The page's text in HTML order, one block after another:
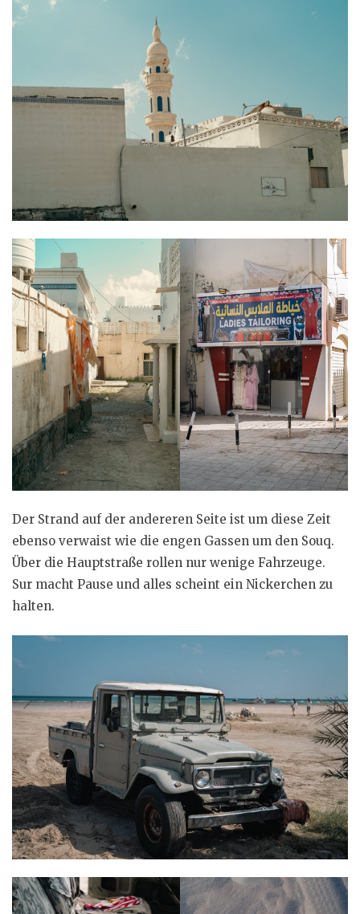
Der Strand auf der andereren Seite ist um diese Zeit
ebenso verwaist wie die engen Gassen um den Souq.
Über die Hauptstraße rollen nur wenige Fahrzeuge.
Sur macht Pause und alles scheint ein Nickerchen zu
halten.